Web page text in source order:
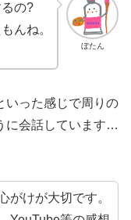
ぼたん
の?
んね。
いった感じで周りの
に会話しています…
がけが大切です。